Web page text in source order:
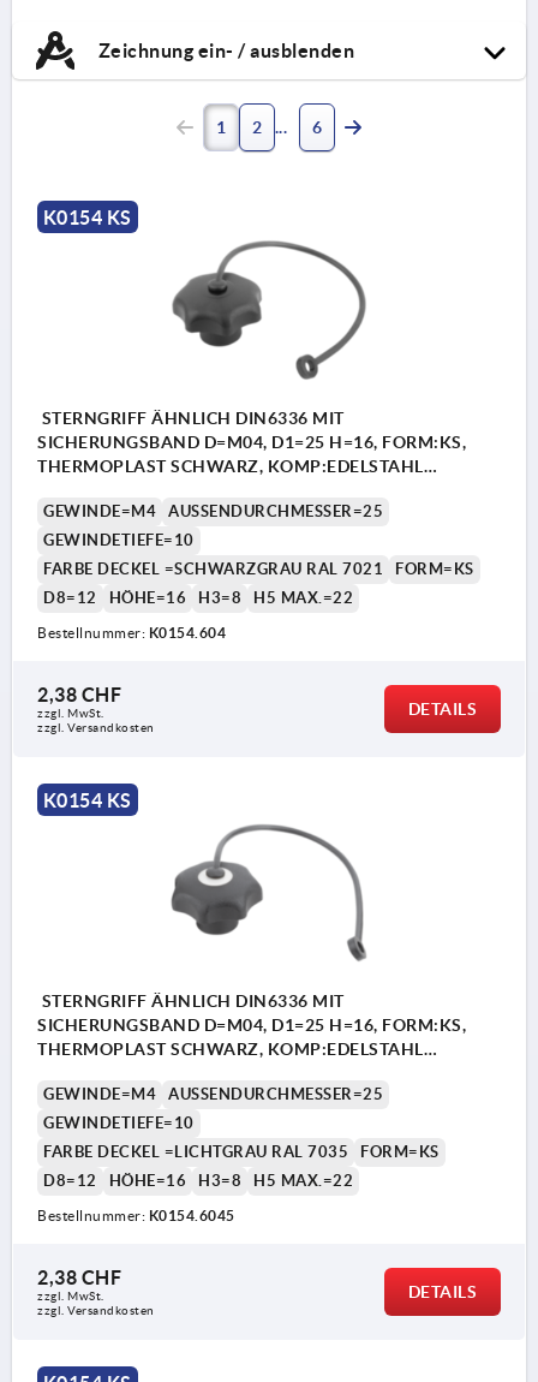
Zeichnung ein- / ausblenden
1 2 6
K0154 KS
STERNGRIFF ÄHNLICH DIN6336 MIT
SICHERUNGSBAND D=M04, D1=25 H=16, FORM:KS,
THERMOPLAST SCHWARZ, KOMP:EDELSTAHL
GEWINDE=M4
AUSSENDURCHMESSER=25
GEWINDETIEFE=10
FARBE DECKEL =SCHWARZGRAU RAL 7021
FORM=KS
D8=12
HÖHE=16 H3=8 H5 MAX.=22
Bestellnummer: K0154.604
2,38 CHF
zzgl. MwSt.
zzgl. Versandkosten
DETAILS
K0154 KS
STERNGRIFF ÄHNLICH DIN6336 MIT
SICHERUNGSBAND D=M04, D1=25 H=16, FORM:KS,
THERMOPLAST SCHWARZ, KOMP:EDELSTAHL
GEWINDE=M4
AUSSENDURCHMESSER=25
GEWINDETIEFE=10
FARBE DECKEL =LICHTGRAU RAL 7035
FORM=KS
D8=12
HÖHE=16 H3=8 H5 MAX.=22
Bestellnummer: K0154.6045
2,38 CHF
zzgl. MwSt.
zzgl. Versandkosten
DETAILS